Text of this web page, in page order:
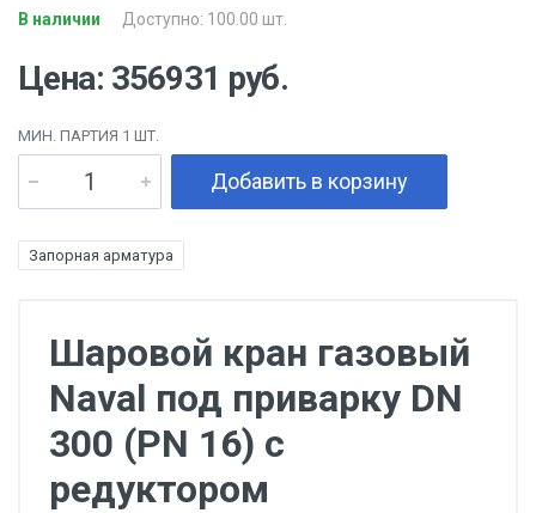
В наличии Доступно: 100.00 шт.
Цена: 356931 руб.
МИН. ПАРТИЯ 1 ШТ.
Добавить в корзину
Запорная арматура
Шаровой кран газовый
Naval под приварку DN
300 (PN 16) с
редуктором